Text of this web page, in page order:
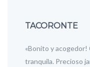
TACORONTE
«Bonito y
tranquila. Precioso